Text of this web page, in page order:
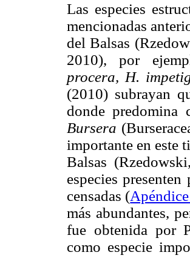
Las especies
mencionadas
del Balsas
2010), por
procera, H.
(2010) subrayan
donde predomina
Bursera
importante en este
Balsas
especies
censadas (
más abundantes,
fue obtenida por
como especie